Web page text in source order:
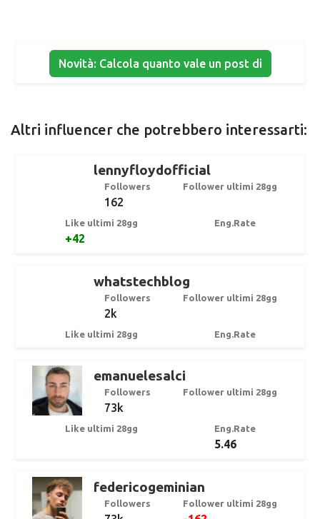
Novità: Calcola quanto vale un post di
Altri influencer che potrebbero interessarti:
lennyfloydofficial
Followers
162
Follower ultimi 28gg
Like ultimi 28gg
+42
Eng.Rate
whatstechblog
Followers
2k
Follower ultimi 28gg
Like ultimi 28gg Eng.Rate
emanuelesalci
Followers
73k
Follower ultimi 28gg
Like ultimi 28gg Eng.Rate
5.46
federicogeminian
Followers Follower ultimi 28gg